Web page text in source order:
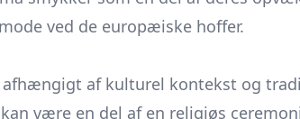
ved de europæiske hoffer.
af kulturel kontekst og
være en del af en religiøs